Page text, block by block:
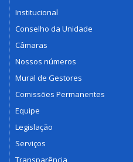
Institucional
Conselho da Unidade
Câmaras
Nossos números
Mural de Gestores
Comissões Permanentes
Equipe
Legislação
Serviços
Transparência